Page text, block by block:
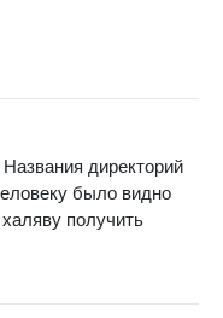
директорий
было видно
получить